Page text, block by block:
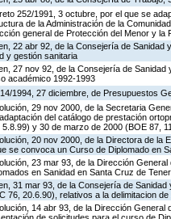
252/1991, 3 octubre, por el que se
de la Administración de la
general de Protección del Menor y la
22 abr 92, de la Consejería de Sanidad
y gestión sanitaria
27 nov 92, de la Consejería de
académico 1992-1993
14/1994, 27 diciembre, de Presupuestos
29 nov 2000, de la Secretaria
del catálogo de prestación
5.8.99) y 30 de marzo de 2000 (BOE 87,
20 nov 2000, de la Directora de la
se convoca un Curso de Diplomado en
23 mar 93, de la Dirección
en Sanidad en Santa Cruz de
31 mar 93, de la Consejería de
76, 20.6.90), relativos a la delimitacion
14 abr 93, de la Dirección General